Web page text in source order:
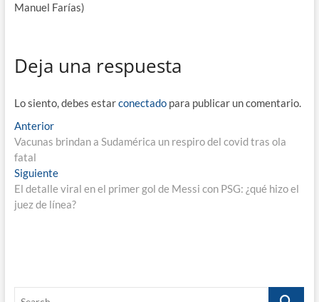
Manuel Farías)
Deja una respuesta
Lo siento, debes estarconectadopara publicar un comentario.
Navegación
de
entradas
AnteriorEntrada
anterior:
Vacunas brindan a Sudamérica un respiro del covid tras ola
fatal
SiguienteEntrada
siguiente:
El detalle viral en el primer gol de Messi con PSG: ¿qué hizo el
juez de línea?
Search